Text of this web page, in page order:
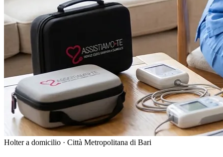
Holter a domicilio · Città Metropolitana di Bari